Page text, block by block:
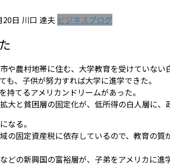
20日 川口 達夫 ビジネスブログ
や農村地帯に住む、大学教育を受けていない
、子供が努力すれば大学に進学できた。
てるアメリカンドリームがあった。
大と貧困層の固定化が、低所得の白人層に、
なる。
の固定資産税に依存しているので、教育の質
どの新興国の富裕層が、子弟をアメリカに進